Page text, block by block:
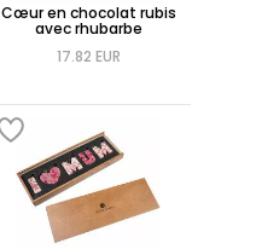
Cœur en chocolat rubis
avec rhubarbe
17.82 EUR